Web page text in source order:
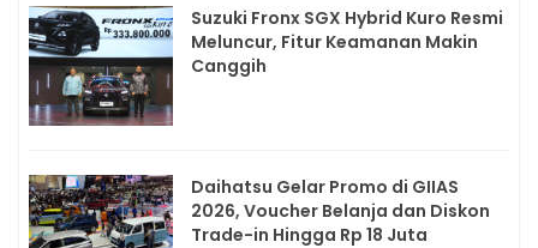
Suzuki Fronx SGX Hybrid Kuro Resmi
Meluncur, Fitur Keamanan Makin
Canggih
Daihatsu Gelar Promo di GIIAS
2026, Voucher Belanja dan Diskon
Trade-in Hingga Rp 18 Juta